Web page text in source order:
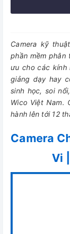
Camera kỹ
phần mềm phân
ưu cho các kính
giảng dạy hay
sinh học, soi
Wico Việt Nam.
hành lên tới 12
Camera
Vi